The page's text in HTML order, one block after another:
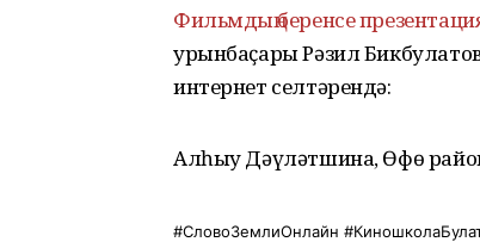
Фильмдың беренсе
урынбаҫары Рәзил
интернет селтәрендә:
Алһыу Дәүләтшина, Өфө
#СловоЗемлиОнлайн